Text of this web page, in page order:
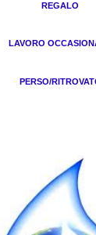
REGALO
LAVORO
PERSO/